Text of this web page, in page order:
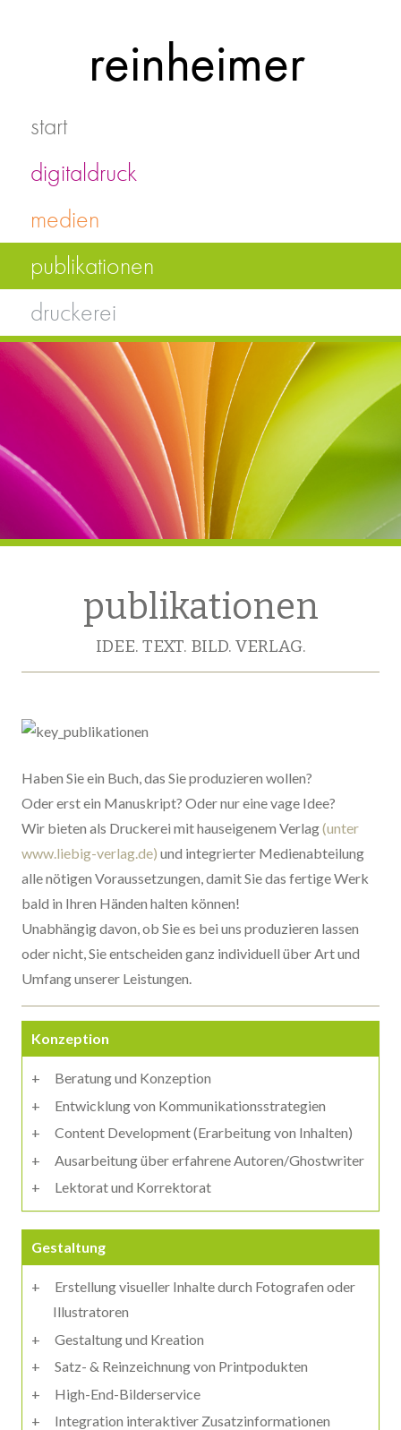
reinheimer
start
digitaldruck
medien
publikationen
druckerei
publikationen
IDEE. TEXT. BILD. VERLAG.
Haben Sie ein Buch, das Sie produzieren wollen?
Oder erst ein Manuskript? Oder nur eine vage Idee?
Wir bieten als Druckerei mit hauseigenem Verlag(unter
www.liebig-verlag.de) und integrierter Medienabteilung
alle nötigen Voraussetzungen, damit Sie das fertige Werk
bald in Ihren Händen halten können!
Unabhängig davon, ob Sie es bei uns produzieren lassen
oder nicht, Sie entscheiden ganz individuell über Art und
Umfang unserer Leistungen.
Konzeption
Beratung und Konzeption
Entwicklung von Kommunikationsstrategien
Content Development (Erarbeitung von Inhalten)
Ausarbeitung über erfahrene Autoren/Ghostwriter
Lektorat und Korrektorat
Gestaltung
Erstellung visueller Inhalte durch Fotografen oder
Illustratoren
Gestaltung und Kreation
Satz- & Reinzeichnung von Printpodukten
High-End-Bilderservice
Integration interaktiver Zusatzinformationen